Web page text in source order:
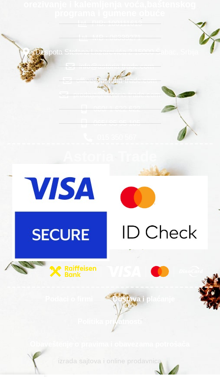
PIB: 100111613
MB : 06339271
Despota Stefana Lazarevića 2 15000 Šabac, Srbija
info@astoria-trade.com
office@astoria-trade.com
prodaja@astoria-trade.com
060/ 1 622 622
065/ 85 95 105
Dostava i plaćanje
Politika privatnosti
izrada sajtova i online prodavnica